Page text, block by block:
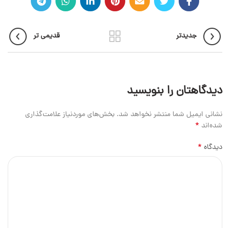
جدیدتر قدیمی تر
دیدگاهتان را بنویسید
نشانی ایمیل شما منتشر نخواهد شد. بخش‌های موردنیاز علامت‌گذاری
شده‌اند *
دیدگاه *